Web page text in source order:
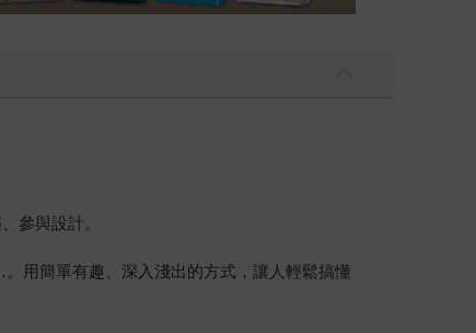
參與設計。
用簡單有趣、深入淺出的方式，讓人輕鬆搞懂